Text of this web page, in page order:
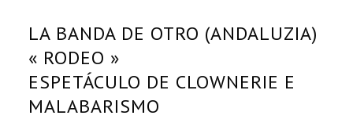
LA BANDA DE OTRO (ANDALUZIA)
« RODEO »
ESPETÁCULO DE CLOWNERIE E
MALABARISMO